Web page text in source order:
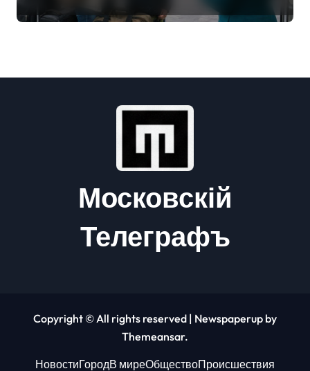
Московскій
Телеграфъ
Copyright © All rights reserved | Newspaperup by
Themeansar.
НовостиГородВ миреОбществоПроисшествия